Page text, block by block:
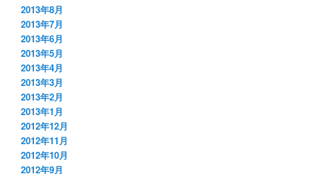
2013年8月
2013年7月
2013年6月
2013年5月
2013年4月
2013年3月
2013年2月
2013年1月
2012年12月
2012年11月
2012年10月
2012年9月